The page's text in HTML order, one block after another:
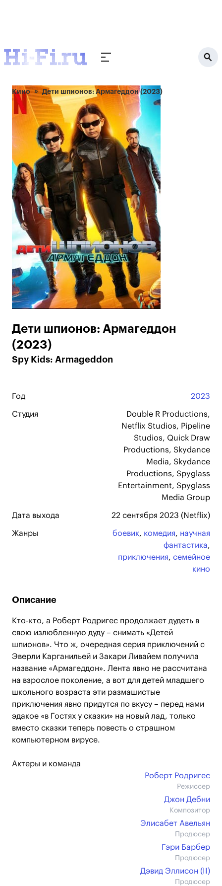
Кино Дети шпионов: Армагеддон (2023)
Дети шпионов: Армагеддон
(2023)
Spy Kids: Armageddon
Год 2023
Студия
Double R Productions,
Netflix Studios, Pipeline
Studios, Quick Draw
Productions, Skydance
Media, Skydance
Productions, Spyglass
Entertainment, Spyglass
Media Group
Дата выхода 22 сентября 2023 (Netflix)
Жанры боевик, комедия, научная
фантастика,
приключения, семейное
кино
Описание
Кто-кто, а Роберт Родригес продолжает дудеть в
свою излюбленную дуду – снимать «Детей
шпионов». Что ж, очередная серия приключений с
Эверли Карганильей и Закари Ливайем получила
название «Армагеддон». Лента явно не рассчитана
на взрослое поколение, а вот для детей младшего
школьного возраста эти размашистые
приключения явно придутся по вкусу – перед нами
эдакое «в Гостях у сказки» на новый лад, только
вместо сказки теперь повесть о страшном
компьютерном вирусе.
Актеры и команда
Роберт Родригес
Режиссер
Джон Дебни
Композитор
Элисабет Авельян
Продюсер
Гэри Барбер
Продюсер
Дэвид Эллисон (II)
Продюсер